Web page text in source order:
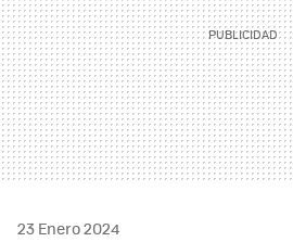
23 Enero 2024